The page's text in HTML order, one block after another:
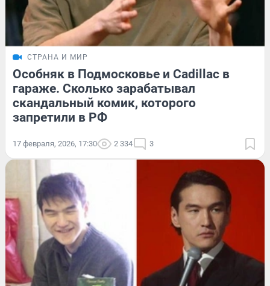
СТРАНА И МИР
Особняк в Подмосковье и Cadillac в
гараже. Сколько зарабатывал
скандальный комик, которого
запретили в РФ
17 февраля, 2026, 17:30 2 334 3